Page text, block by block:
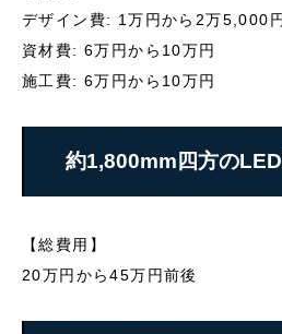
デザイン費: 1万円から2万5,000円
資材費: 6万円から10万円
施工費: 6万円から10万円
約1,800mm四方の
【総費用】
20万円から45万円前後